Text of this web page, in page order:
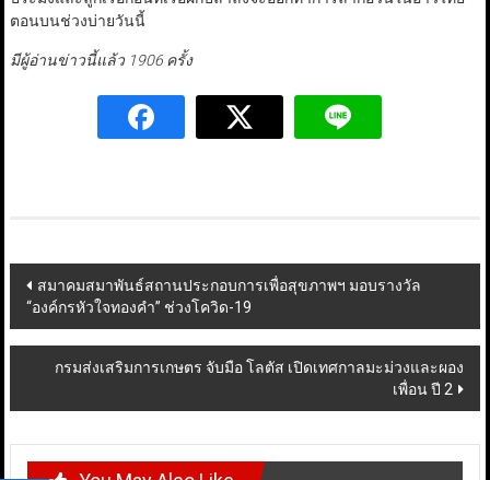
ตอนบนช่วงบ่ายวันนี้
มีผู้อ่านข่าวนี้แล้ว 1906 ครั้ง
Post
navigation
สมาคมสมาพันธ์สถานประกอบการเพื่อสุขภาพฯ มอบรางวัล
“องค์กรหัวใจทองคำ” ช่วงโควิด-19
กรมส่งเสริมการเกษตร จับมือ โลตัส เปิดเทศกาลมะม่วงและผอง
เพื่อน ปี 2